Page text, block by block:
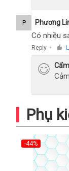
P Phương
Có nhiều
Reply ●
Phụ
-44%